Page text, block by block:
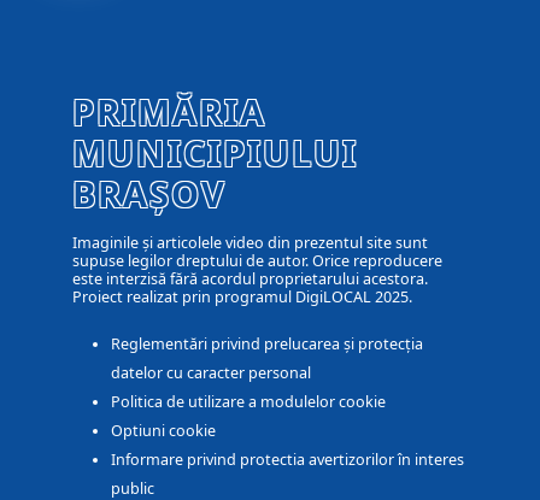
PRIMĂRIA
MUNICIPIULUI
BRAȘOV
Imaginile și articolele video din prezentul site sunt
supuse legilor dreptului de autor. Orice reproducere
este interzisă fără acordul proprietarului acestora.
Proiect realizat prin programul DigiLOCAL 2025.
Reglementări privind prelucarea și protecția
datelor cu caracter personal
Politica de utilizare a modulelor cookie
Optiuni cookie
Informare privind protectia avertizorilor în interes
public